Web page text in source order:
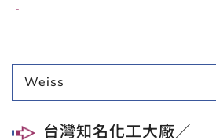
Weiss
台灣知名化工大廠／